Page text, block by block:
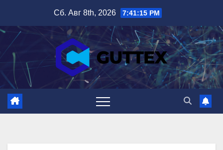
содержимому
Сб. Авг 8th, 2026 7:41:16 PM